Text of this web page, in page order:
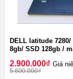
DELL latitude 7280/
8gb/ SSD 128gb /
2.900.000₫ Giá
5.600.000₫